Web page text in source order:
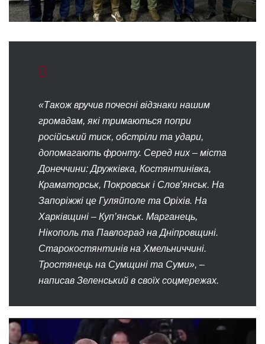
«Також вручив почесні відзнаки нашим
громадам, які тримаються попри
російський тиск, обстріли та удари,
допомагають фронту. Серед них – міста
Донеччини: Дружківка, Костянтинівка,
Краматорськ, Покровськ і Слов’янськ. На
Запоріжжі це Гуляйполе та Оріхів. На
Харківщині – Куп’янськ. Марганець,
Нікополь та Павлоград на Дніпровщині.
Старокостянтинів на Хмельниччині.
Тростянець на Сумщині та Суми», –
написав Зеленський в своїх соцмережах.
Відеопрогравач